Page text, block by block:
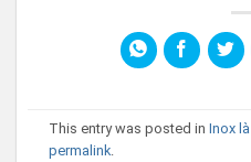
This entry was posted inInox
permalink